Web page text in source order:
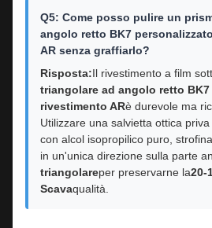
Q5: Come posso pulire un
angolo retto BK7
AR senza graffiarlo?
Risposta:Il rivestimento a film
triangolare ad angolo retto
rivestimento ARè durevole ma
Utilizzare una salvietta ottica
con alcol isopropilico puro,
in un'unica direzione sulla parte
triangolareper preservarne la20-
Scavaqualità.